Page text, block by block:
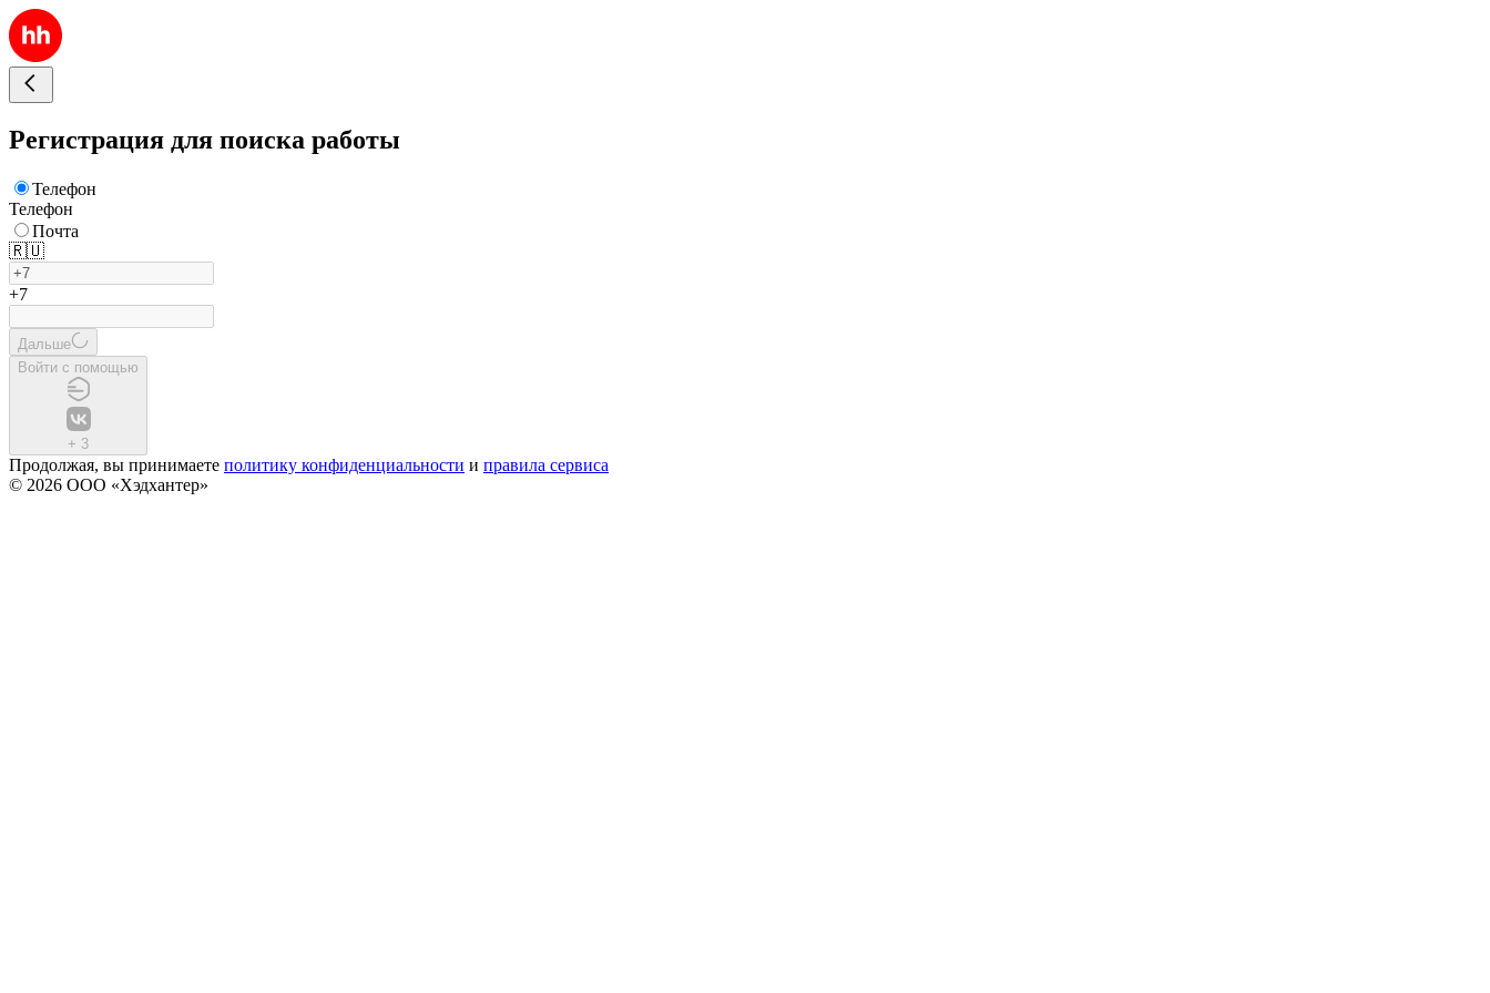
Регистрация для поиска работы
Телефон
Телефон
Почта
🇷🇺
+7
Дальше
Войти с помощью
+ 3
Продолжая, вы принимаете политику конфиденциальности и правила сервиса
© 2026 ООО «Хэдхантер»